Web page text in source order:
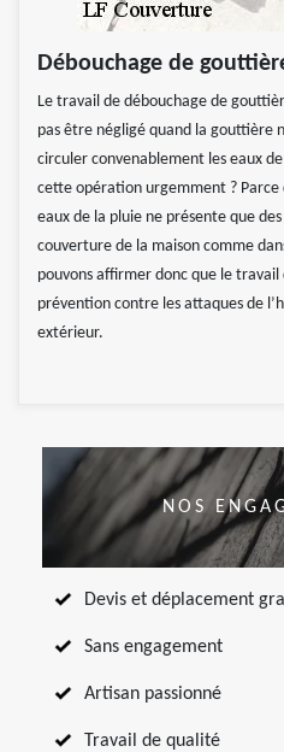
Débouchage de
Le travail de débouchage de
pas être négligé quand la gouttière
circuler convenablement les eaux
cette opération urgemment ? Parce
eaux de la pluie ne présente que
couverture de la maison comme
pouvons affirmer donc que le travail
prévention contre les attaques de
extérieur.
NOS
Devis et déplacement
Sans engagement
Artisan passionné
Travail de qualité